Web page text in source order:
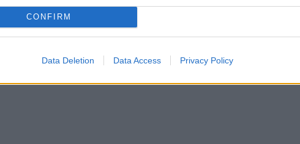
CONFIRM
Data Deletion Data Access Privacy Policy
Il cardio a bassa intensità si posiziona dopo